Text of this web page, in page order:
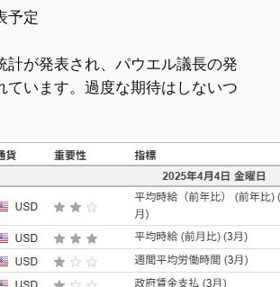
予定
計が発表され、パウエル議長の発
ています。過度な期待はしないつ